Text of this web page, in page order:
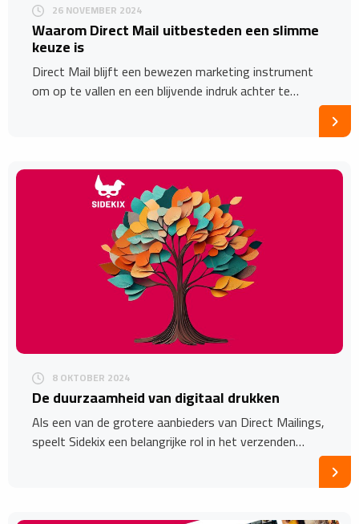
26 NOVEMBER 2024
Waarom Direct Mail uitbesteden een slimme
keuze is
Direct Mail blijft een bewezen marketing instrument
om op te vallen en een blijvende indruk achter te…
8 OKTOBER 2024
De duurzaamheid van digitaal drukken
Als een van de grotere aanbieders van Direct Mailings,
speelt Sidekix een belangrijke rol in het verzenden…